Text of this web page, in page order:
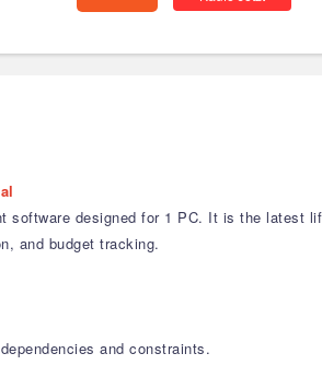
designed for 1 PC. It is the latest
and budget tracking.
and constraints.